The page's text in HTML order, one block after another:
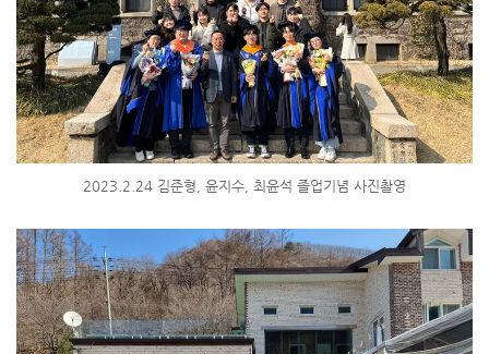
2023.2.24 김준형, 윤지수, 최윤석 졸업기념 사진촬영